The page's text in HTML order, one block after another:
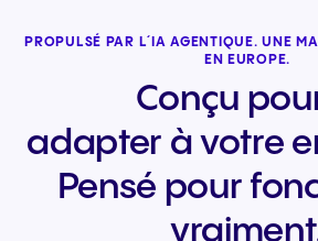
PROPULSÉ PAR L´IA AGENTIQUE. UNE
EN EUROPE.
Conçu
adapter à votre
Pensé pour